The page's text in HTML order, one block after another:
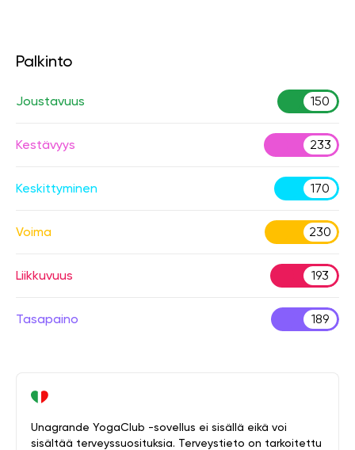
Palkinto
Joustavuus 150
Kestävyys 233
Keskittyminen 170
Voima 230
Liikkuvuus 193
Tasapaino 189
Unagrande YogaClub -sovellus ei sisällä eikä voi
sisältää terveyssuosituksia. Terveystieto on tarkoitettu